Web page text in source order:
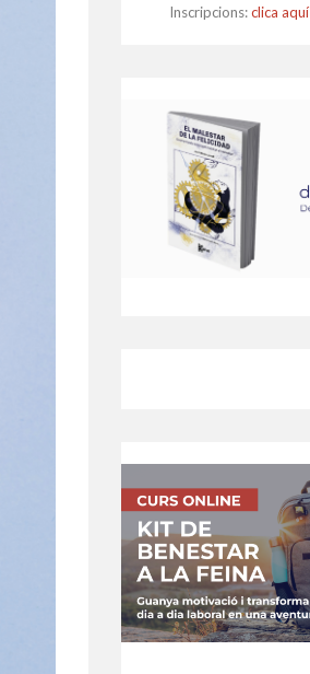
Inscripcions:clica aquí